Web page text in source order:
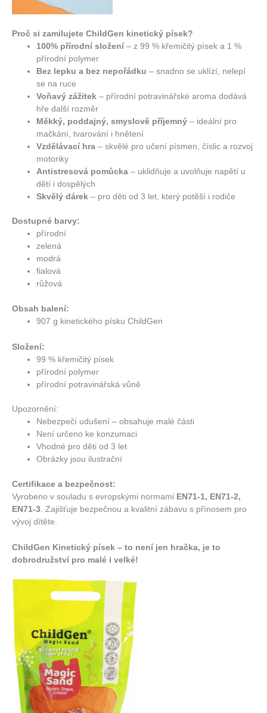
Proč si zamilujete ChildGen kinetický písek?
100% přírodní složení – z 99 % křemičitý písek a 1 %
přírodní polymer
Bez lepku a bez nepořádku – snadno se uklízí, nelepí
se na ruce
Voňavý zážitek – přírodní potravinářské aroma dodává
hře další rozměr
Měkký, poddajný, smyslově příjemný – ideální pro
mačkání, tvarování i hnětení
Vzdělávací hra – skvělé pro učení písmen, číslic a rozvoj
motoriky
Antistresová pomůcka – uklidňuje a uvolňuje napětí u
dětí i dospělých
Skvělý dárek – pro děti od 3 let, který potěší i rodiče
Dostupné barvy:
přírodní
zelená
modrá
fialová
růžová
Obsah balení:
907 g kinetického písku ChildGen
Složení:
99 % křemičitý písek
přírodní polymer
přírodní potravinářská vůně
Upozornění:
Nebezpečí udušení – obsahuje malé části
Není určeno ke konzumaci
Vhodné pro děti od 3 let
Obrázky jsou ilustrační
Certifikace a bezpečnost:
Vyrobeno v souladu s evropskými normami EN71-1, EN71-2,
EN71-3 . Zajišťuje bezpečnou a kvalitní zábavu s přínosem pro
vývoj dítěte.
ChildGen Kinetický písek – to není jen hračka, je to
dobrodružství pro malé i velké!